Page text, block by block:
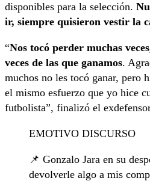
disponibles para la selección.
ir, siempre quisieron vestir la
“Nos tocó perder muchas
veces de las que ganamos.
muchos no les tocó ganar, pero
el mismo esfuerzo que yo hice
futbolista”, finalizó el
EMOTIVO DISCURSO
📌 Gonzalo Jara en su
devolverle algo a mis